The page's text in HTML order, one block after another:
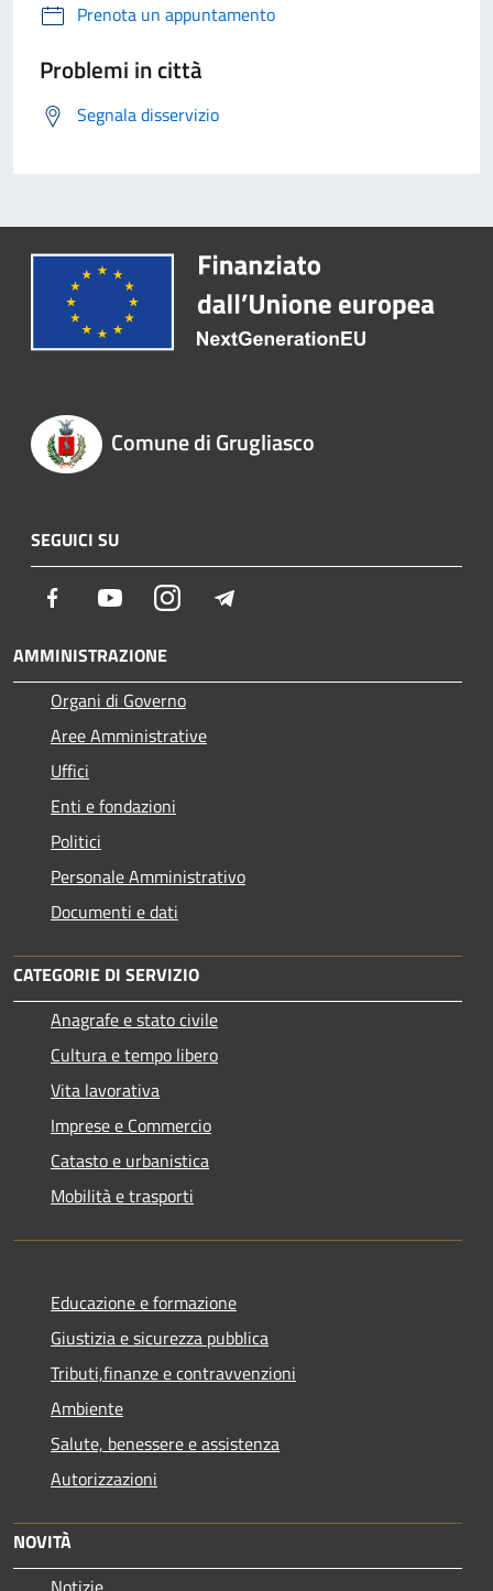
Prenota un appuntamento
Problemi in città
Segnala disservizio
Comune di Grugliasco
SEGUICI SU
Facebook YoutubeInstagram
AMMINISTRAZIONE
Organi di Governo
Aree Amministrative
Uffici
Enti e fondazioni
Politici
Personale Amministrativo
Documenti e dati
CATEGORIE DI SERVIZIO
Anagrafe e stato civile
Cultura e tempo libero
Vita lavorativa
Imprese e Commercio
Catasto e urbanistica
Mobilità e trasporti
Educazione e formazione
Giustizia e sicurezza pubblica
Tributi,finanze e contravvenzioni
Ambiente
Salute, benessere e assistenza
Autorizzazioni
NOVITÀ